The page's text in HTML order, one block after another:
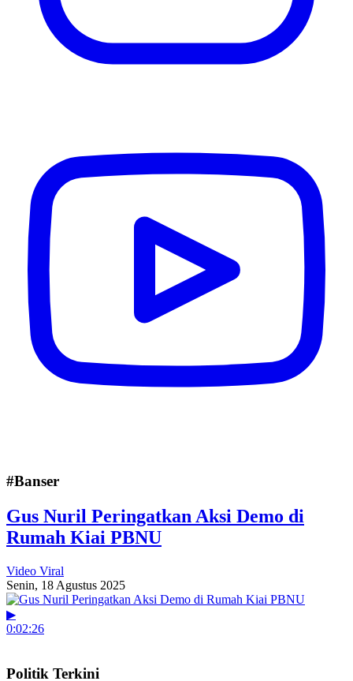
#Banser
Gus Nuril Peringatkan Aksi Demo di
Rumah Kiai PBNU
Video Viral
Senin, 18 Agustus 2025
▶
0:02:26
Politik Terkini